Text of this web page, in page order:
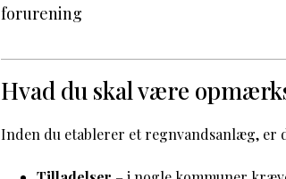
forurening
Hvad du skal være
Inden du etablerer et regnvandsanlæg, er